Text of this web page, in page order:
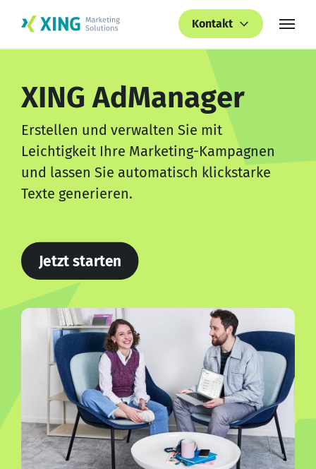
Kontakt
XING AdManager
Erstellen und verwalten Sie mit
Leichtigkeit Ihre Marketing-Kampagnen
und lassen Sie automatisch klickstarke
Texte generieren.
Jetzt starten